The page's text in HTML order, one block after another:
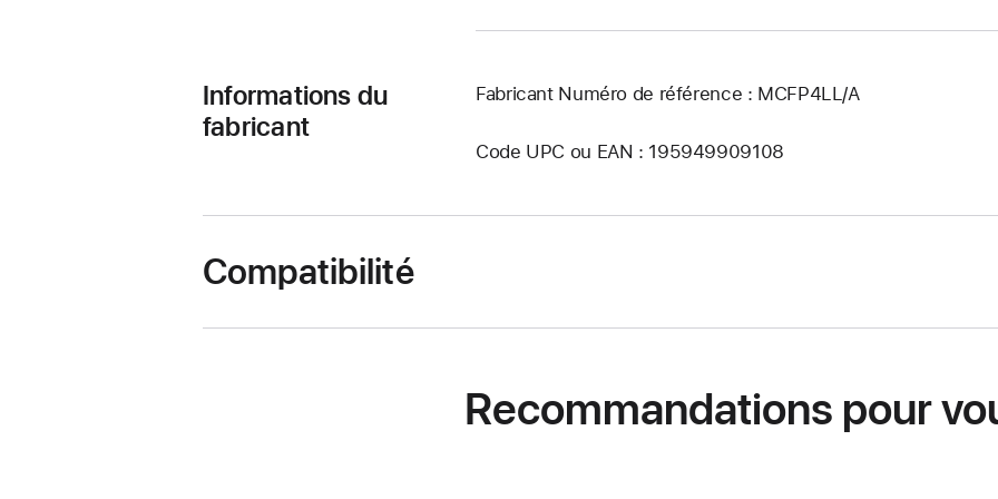
Informations du
fabricant
Fabricant Numéro de référence : MCFP4LL/A
Code UPC ou EAN : 195949909108
Compatibilité
Recommandations pour